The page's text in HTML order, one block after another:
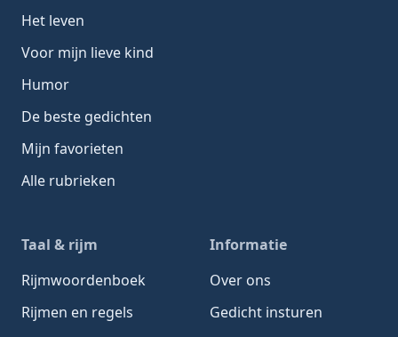
Het leven
Voor mijn lieve kind
Humor
De beste gedichten
Mijn favorieten
Alle rubrieken
Taal & rijm
Rijmwoordenboek
Rijmen en regels
Informatie
Over ons
Gedicht insturen